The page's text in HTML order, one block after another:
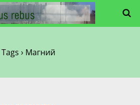
Tags › Магний